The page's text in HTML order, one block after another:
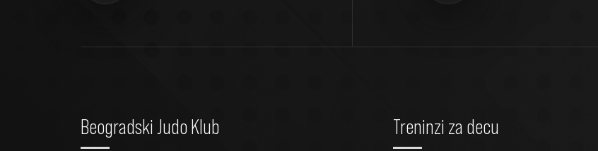
Beogradski Judo Klub Treninzi za decu